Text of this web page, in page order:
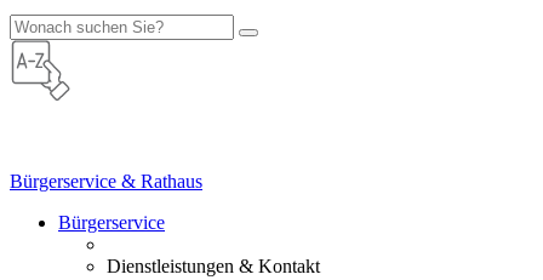
Bürgerservice & Rathaus
Bürgerservice
Dienstleistungen & Kontakt